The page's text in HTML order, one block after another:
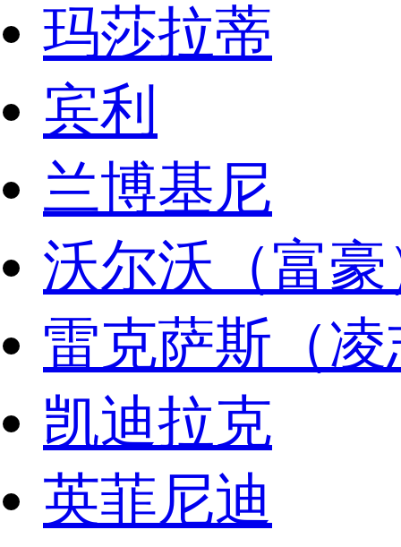
玛莎拉蒂
宾利
兰博基尼
沃尔沃（富豪
雷克萨斯（
凯迪拉克
英菲尼迪